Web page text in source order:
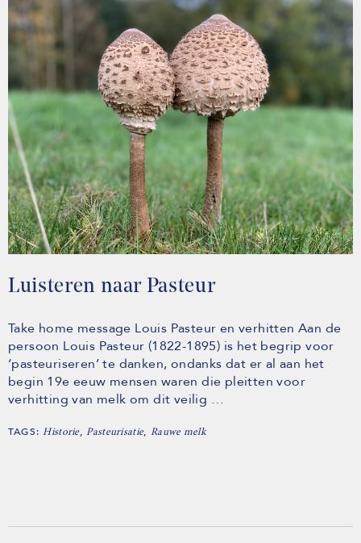
Luisteren naar Pasteur
Take home message Louis Pasteur en verhitten Aan de
persoon Louis Pasteur (1822-1895) is het begrip voor
‘pasteuriseren’ te danken, ondanks dat er al aan het
begin 19e eeuw mensen waren die pleitten voor
verhitting van melk om dit veilig …
TAGS:Historie,Pasteurisatie, Rauwe melk